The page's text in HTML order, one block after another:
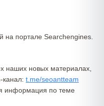
на портале Searchengines.
наших новых материалах,
канал: t.me/seoantteam
информация по теме